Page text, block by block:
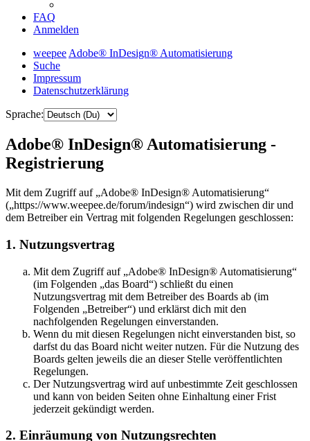
FAQ
Anmelden
weepeeAdobe® InDesign® Automatisierung
Suche
Impressum
Datenschutzerklärung
Sprache:
Adobe® InDesign® Automatisierung -
Registrierung
Mit dem Zugriff auf „Adobe® InDesign® Automatisierung“
(„https://www.weepee.de/forum/indesign“) wird zwischen dir und
dem Betreiber ein Vertrag mit folgenden Regelungen geschlossen:
1. Nutzungsvertrag
Mit dem Zugriff auf „Adobe® InDesign® Automatisierung“
(im Folgenden „das Board“) schließt du einen
Nutzungsvertrag mit dem Betreiber des Boards ab (im
Folgenden „Betreiber“) und erklärst dich mit den
nachfolgenden Regelungen einverstanden.
Wenn du mit diesen Regelungen nicht einverstanden bist, so
darfst du das Board nicht weiter nutzen. Für die Nutzung des
Boards gelten jeweils die an dieser Stelle veröffentlichten
Regelungen.
Der Nutzungsvertrag wird auf unbestimmte Zeit geschlossen
und kann von beiden Seiten ohne Einhaltung einer Frist
jederzeit gekündigt werden.
2. Einräumung von Nutzungsrechten